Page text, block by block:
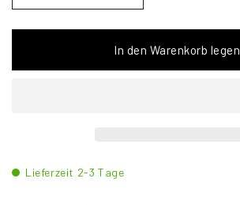
In den Warenkorb legen
Lieferzeit 2-3 Tage